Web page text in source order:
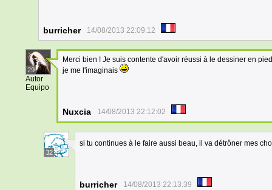
burricher 14/08/2013 22:09:12
29
Autor
Equipo
Merci bien ! Je suis contente d'avoir réussi à le dessiner en
je me l'imaginais
Nuxcia 14/08/2013 22:12:02
32
si tu continues à le faire aussi beau, il va détrôner mes
burricher 14/08/2013 22:13:39